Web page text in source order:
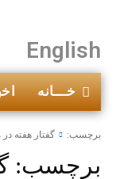
English
خـــانه
برچسب: گفتار هفته
برچسب: